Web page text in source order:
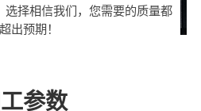
选择相信我们，您需要的质量都
出预期！
参数